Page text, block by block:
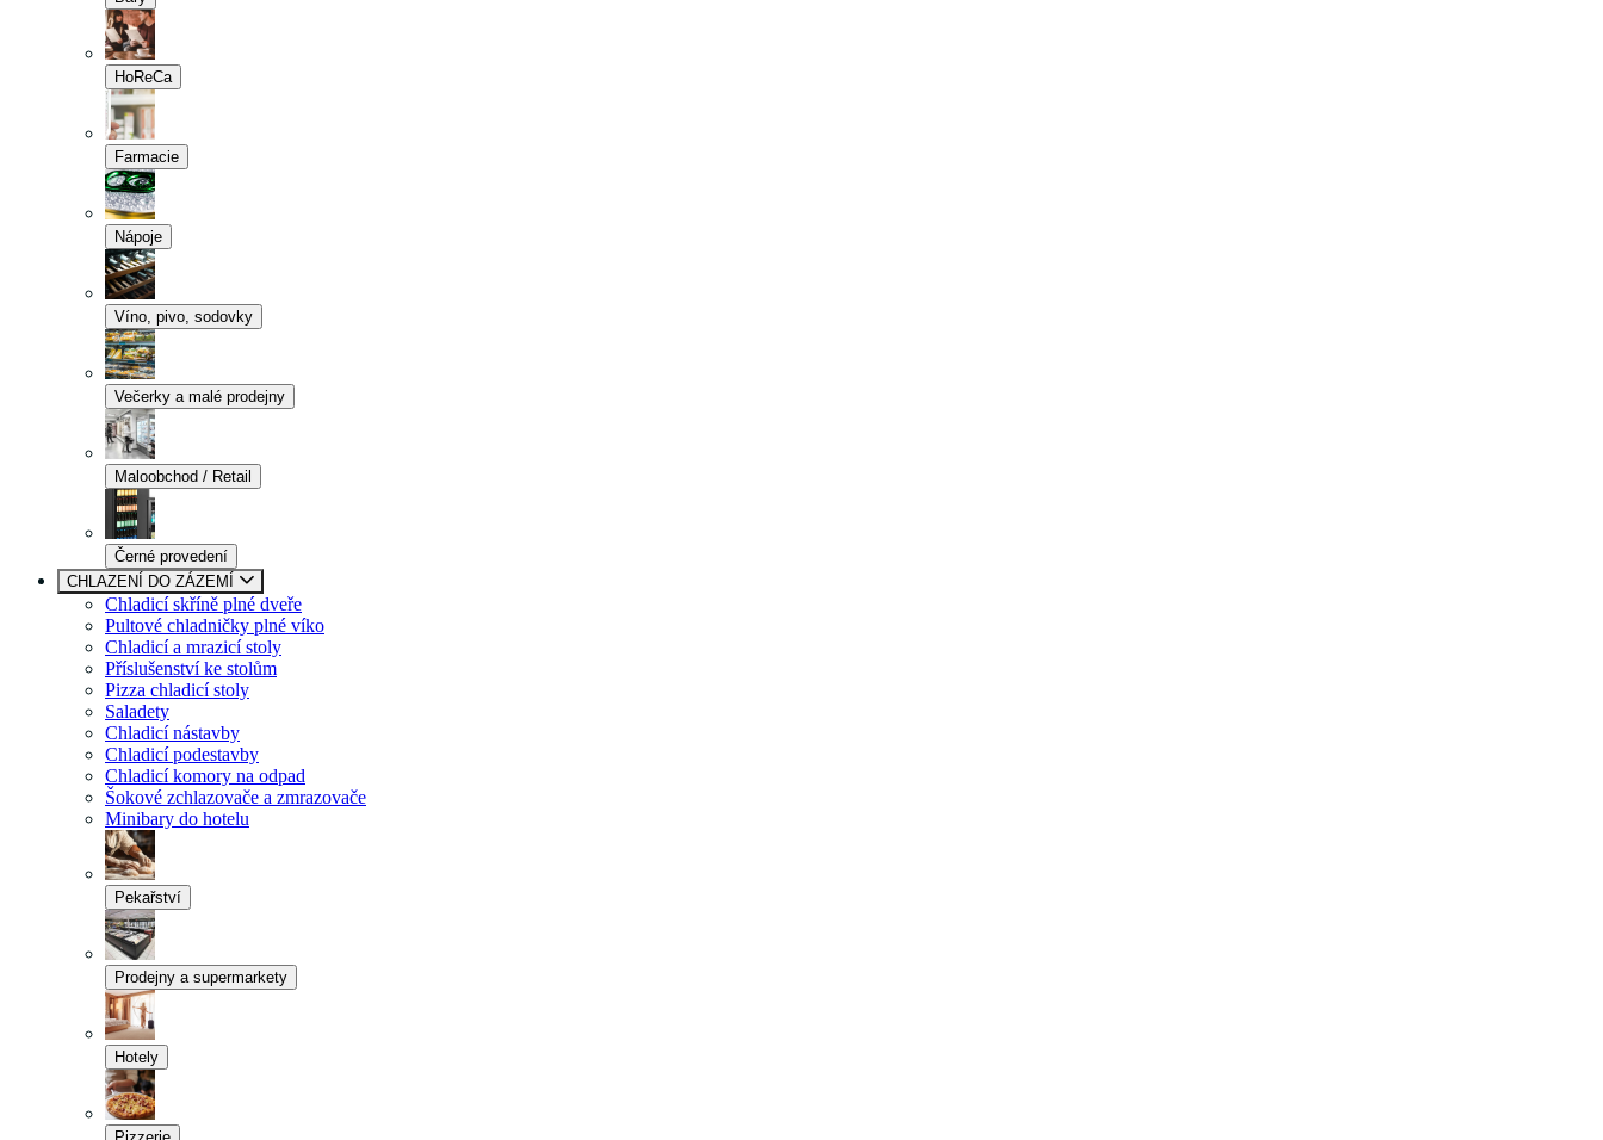
HoReCa
Farmacie
Nápoje
Víno, pivo, sodovky
Večerky a malé prodejny
Maloobchod / Retail
Černé provedení
CHLAZENÍ DO ZÁZEMÍ
Chladicí skříně plné dveře
Pultové chladničky plné víko
Chladicí a mrazicí stoly
Příslušenství ke stolům
Pizza chladicí stoly
Saladety
Chladicí nástavby
Chladicí podestavby
Chladicí komory na odpad
Šokové zchlazovače a zmrazovače
Minibary do hotelu
Pekařství
Prodejny a supermarkety
Hotely